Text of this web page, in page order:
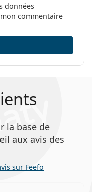
55
données
commentaire
la base de
aux avis des
sur Feefo